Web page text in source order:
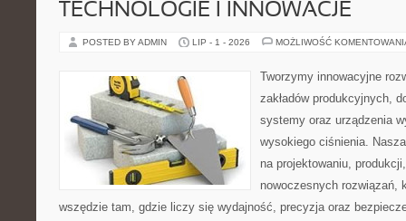
TECHNOLOGIE I INNOWACJE
POSTED BY ADMIN LIP - 1 - 2026 MOŻLIWOŚĆ
Tworzymy innowacyjne
zakładów produkcyjnych,
systemy oraz urządzenia
wysokiego ciśnienia.
na projektowaniu,
nowoczesnych rozwiązań,
wszędzie tam, gdzie liczy się wydajność, precyzja oraz